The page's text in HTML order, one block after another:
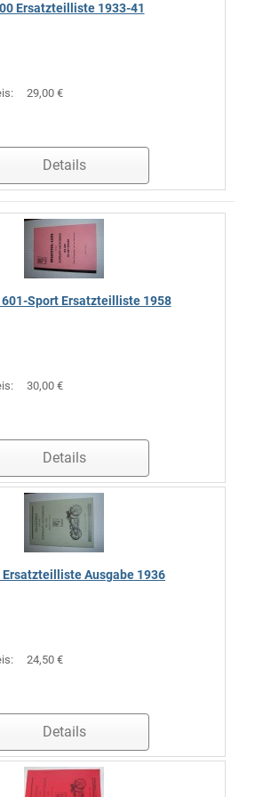
Ersatzteilliste 1933-41
29,00 €
Details
601-Sport Ersatzteilliste 1958
30,00 €
Details
Ersatzteilliste Ausgabe 1936
24,50 €
Details